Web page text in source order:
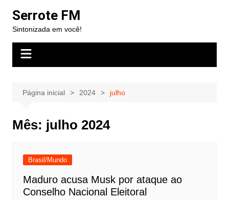
para
conteúdo
Serrote FM
Sintonizada em você!
Página inicial 2024 julho
Mês: julho 2024
Brasil/Mundo
Maduro acusa Musk por ataque ao
Conselho Nacional Eleitoral